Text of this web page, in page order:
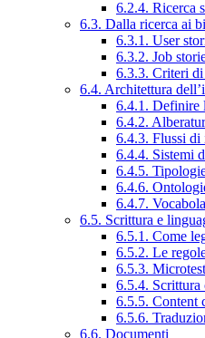
6.2.4. Ricerca
6.3. Dalla ricerca ai
6.3.1. User
6.3.2. Job
6.3.3. Criteri di
6.4. Architettura
6.4.1. Definire
6.4.2.
6.4.3. Flussi di
6.4.4. Sistemi
6.4.5.
6.4.6.
6.4.7.
6.5. Scrittura e
6.5.1. Come
6.5.2. Le
6.5.3.
6.5.4. Scrittura
6.5.5. Content
6.5.6.
6.6. Documenti